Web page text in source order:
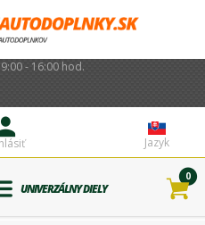
- 16:00 hod.
Jazyk
UNIVERZÁLNY DIELY
0